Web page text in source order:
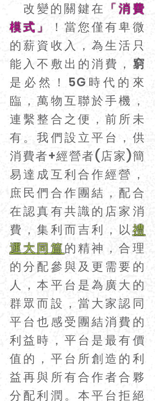
改變的關鍵在 「消費
模式」
！當您僅有卑微
的薪資收入，為生活只
能入不敷出的消費， 窮
是必然！5G時代的來
臨，萬物互聯於手機，
連繫整合之便，前所未
有。我們設立平台，供
消費者+經營者(店家)簡
易達成互利合作經營，
庶民們合作團結，配合
在認真有共識的店家消
費，集利而吉利，以禮
運大同篇的精神，合理
的分配參與及更需要的
人，本平台是為廣大的
群眾而設，當大家認同
平台也感受團結消費的
利益時，平台是最有價
值的，平台所創造的利
益再與所有合作者合夥
分配利潤。本平台拒絕